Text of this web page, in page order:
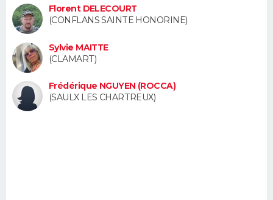
FORUM
Florent DELECOURT
(CONFLANS SAINTE HONORINE)
Sylvie MAITTE
(CLAMART)
Frédérique NGUYEN (ROCCA)
(SAULX LES CHARTREUX)